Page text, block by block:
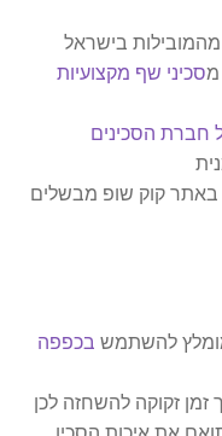
בישראל
מסכיני שף מקצועיות
חברת הסכינים
באתר קוק שופ מבשלים
להשתמש בכפפה
זקוקה להשחזה לכן